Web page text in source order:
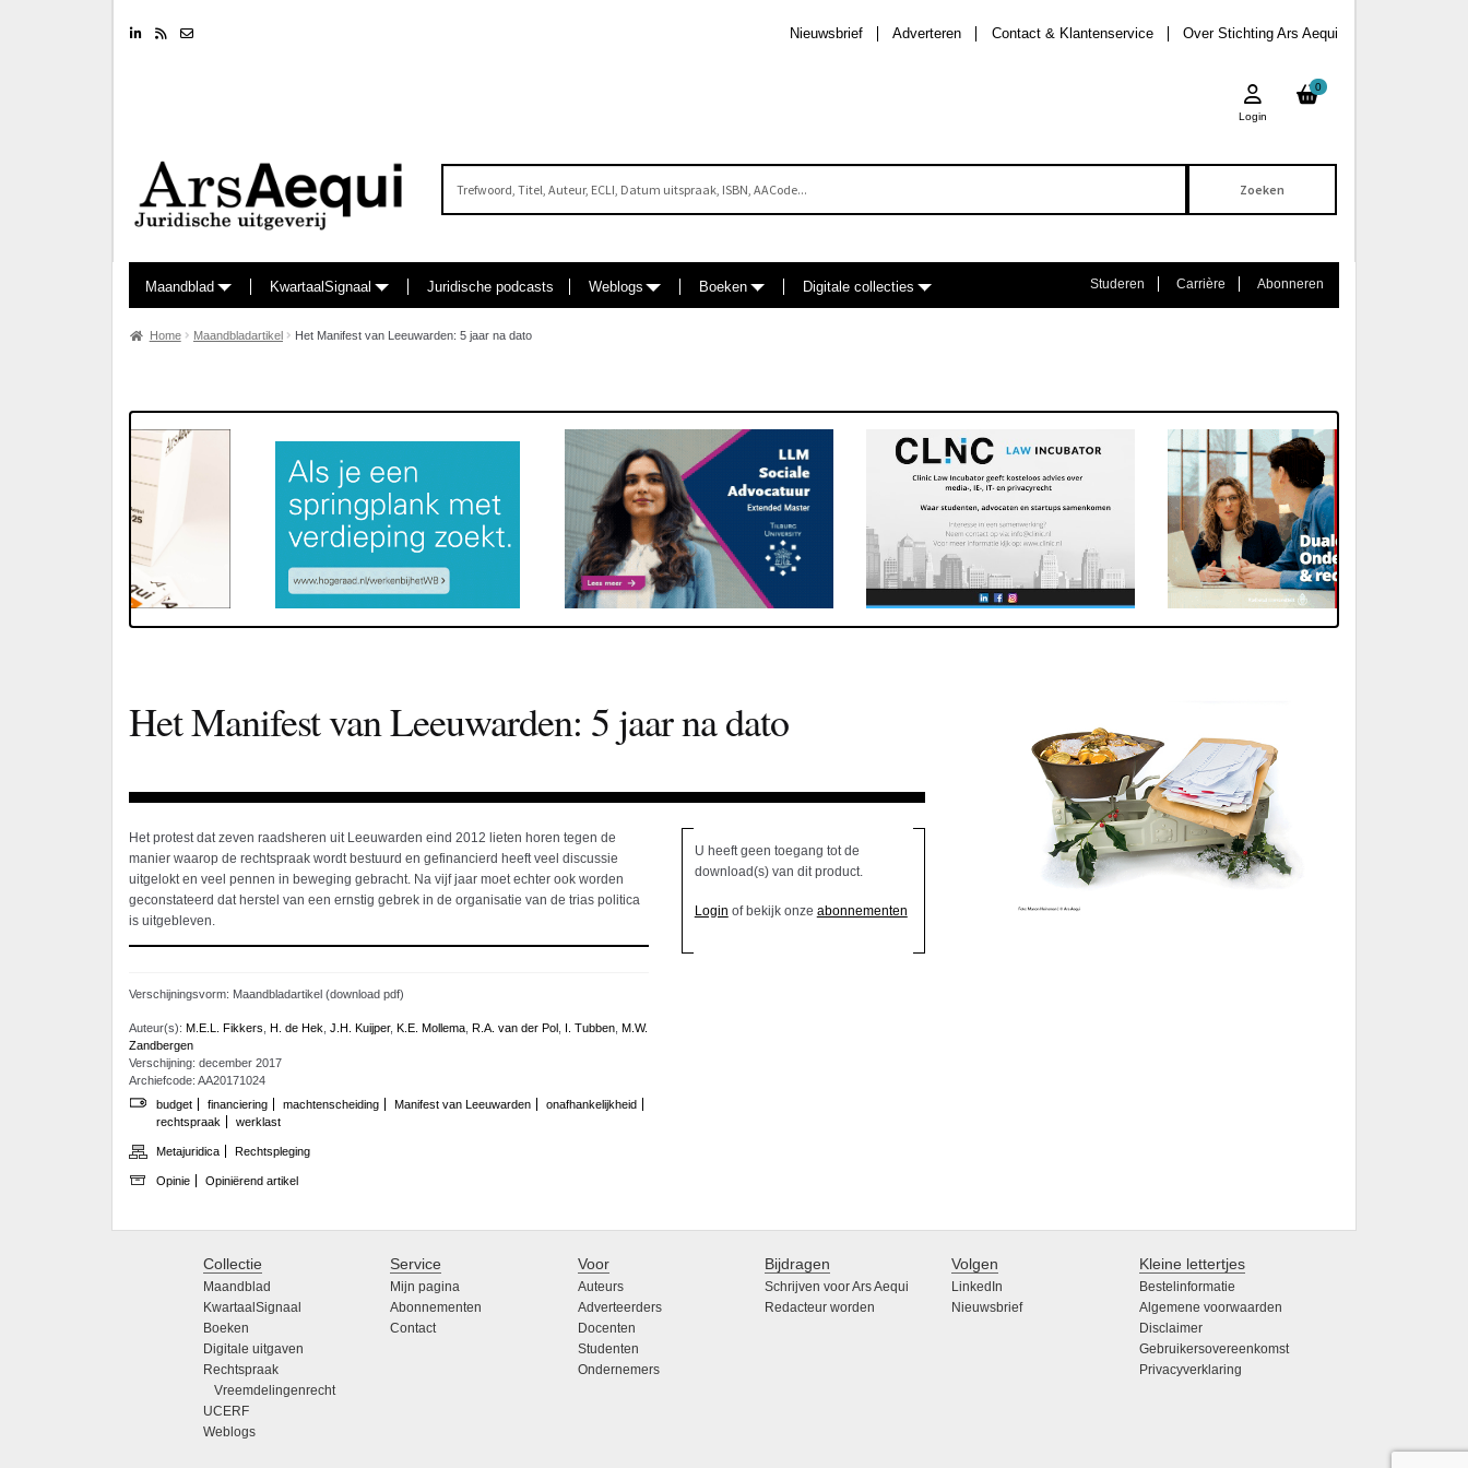
LinkedinRSS feed Over Stichting Ars Aequi
Contact & Klantenservice
Adverteren
Nieuwsbrief
0
Login
Maandblad KwartaalSignaal Juridische podcasts Weblogs Boeken Digitale collecties Studeren Carrière Abonneren
Home Maandbladartikel Het Manifest van Leeuwarden: 5 jaar na dato
Het Manifest van Leeuwarden: 5 jaar na dato
Het protest dat zeven raadsheren uit Leeuwarden eind 2012 lieten horen tegen de
manier waarop de rechtspraak wordt bestuurd en gefinancierd heeft veel discussie
uitgelokt en veel pennen in beweging gebracht. Na vijf jaar moet echter ook worden
geconstateerd dat herstel van een ernstig gebrek in de organisatie van de trias politica
is uitgebleven.
Verschijningsvorm: Maandbladartikel (download pdf)
Auteur(s): M.E.L. Fikkers H. de Hek J.H. Kuijper, K.E. Mollema R.A. van der Pol I. Tubben M.W.
Zandbergen
Verschijning: december 2017
Archiefcode: AA20171024
budget
financiering machtenscheiding Manifest van Leeuwarden
onafhankelijkheid
rechtspraak
werklast
Metajuridica Rechtspleging
Opinie Opiniërend artikel
U heeft geen toegang tot de
download(s) van dit product.
Login of bekijk onze abonnementen
Collectie
Maandblad
KwartaalSignaal
Boeken
Digitale uitgaven
Rechtspraak
Vreemdelingenrecht
UCERF
Weblogs
Service
Mijn pagina
Abonnementen
Contact
Voor
Auteurs
Adverteerders
Docenten
Studenten
Ondernemers
Bijdragen
Schrijven voor Ars Aequi
Redacteur worden
Volgen
LinkedIn
Nieuwsbrief
Kleine lettertjes
Bestelinformatie
Algemene voorwaarden
Disclaimer
Gebruikersovereenkomst
Privacyverklaring